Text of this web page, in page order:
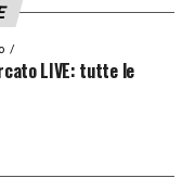
LIVE: tutte le